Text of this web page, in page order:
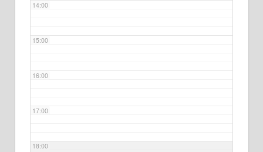
14:00
15:00
16:00
17:00
18:00